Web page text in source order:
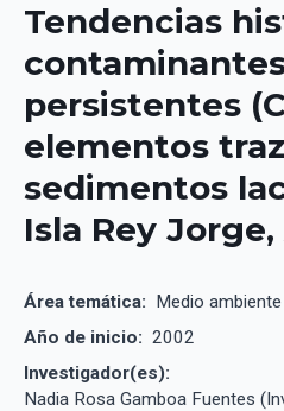
Tendencias
persistentes
elementos
sedimentos
Isla Rey
Área temática: Medio ambiente
Año de inicio: 2002
Investigador(es):
Nadia Rosa Gamboa Fuentes